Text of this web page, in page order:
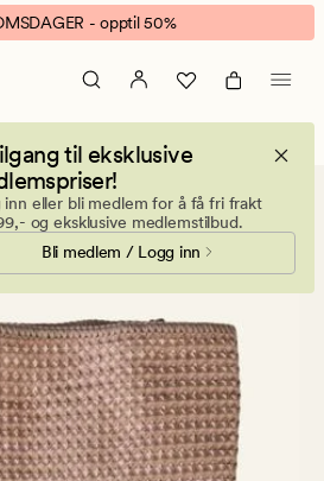
- opptil 50%
til eksklusive
inn eller bli medlem for å få fri frakt
og eksklusive medlemstilbud.
Bli medlem / Logg inn